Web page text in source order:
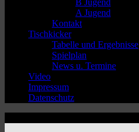
B Jugend
A Jugend
Kontakt
Tischkicker
Tabelle und Ergebnisse
Spielplan
News u. Termine
Video
Impressum
Datenschutz